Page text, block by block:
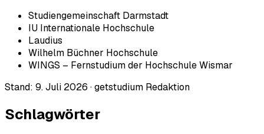
Studiengemeinschaft Darmstadt
IU Internationale Hochschule
Laudius
Wilhelm Büchner Hochschule
WINGS – Fernstudium der Hochschule Wismar
Stand: 9. Juli 2026 ·getstudium Redaktion
Schlagwörter